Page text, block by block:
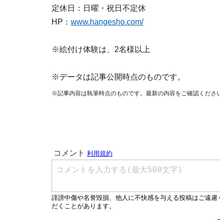
定休日：日曜・祝日不定休
HP： www.hangesho.com/
※絵付け体験は、2名様以上
※データは記事公開時点のものです。
※記事内容は執筆時点のものです。最新の内容をご確認くださ